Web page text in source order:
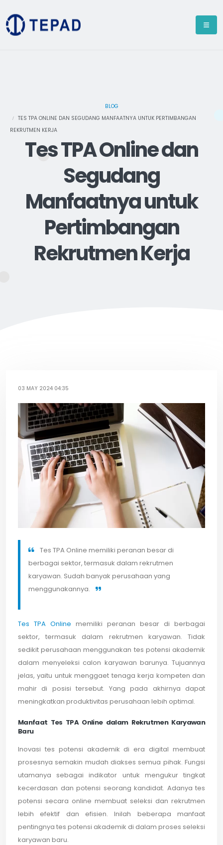
BLOG
TES TPA ONLINE DAN SEGUDANG MANFAATNYA UNTUK PERTIMBANGAN
REKRUTMEN KERJA
Tes TPA Online dan
Segudang
Manfaatnya untuk
Pertimbangan
Rekrutmen Kerja
03 MAY 2024 04:35
Tes TPA Online memiliki peranan besar di
berbagai sektor, termasuk dalam rekrutmen
karyawan. Sudah banyak perusahaan yang
menggunakannya.
Tes TPA Online memiliki peranan besar di berbagai
sektor, termasuk dalam rekrutmen karyawan. Tidak
sedikit perusahaan menggunakan tes potensi akademik
dalam menyeleksi calon karyawan barunya. Tujuannya
jelas, yaitu untuk menggaet tenaga kerja kompeten dan
mahir di posisi tersebut. Yang pada akhirnya dapat
meningkatkan produktivitas perusahaan lebih optimal.
Manfaat Tes TPA Online dalam Rekrutmen Karyawan
Baru
Inovasi tes potensi akademik di era digital membuat
prosesnya semakin mudah diakses semua pihak. Fungsi
utamanya sebagai indikator untuk mengukur tingkat
kecerdasan dan potensi seorang kandidat. Adanya tes
potensi secara online membuat seleksi dan rekrutmen
lebih efektif dan efisien. Inilah beberapa manfaat
pentingnya tes potensi akademik di dalam proses seleksi
karyawan baru.